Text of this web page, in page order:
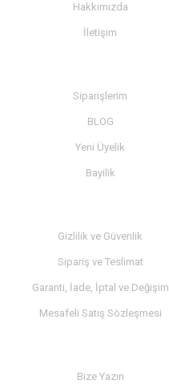
Hakkımızda
İletişim
Siparişlerim
BLOG
Yeni Üyelik
Bayilik
Gizlilik ve Güvenlik
Sipariş ve Teslimat
Garanti, İade, İptal ve Değişim
Mesafeli Satış Sözleşmesi
Bize Yazın